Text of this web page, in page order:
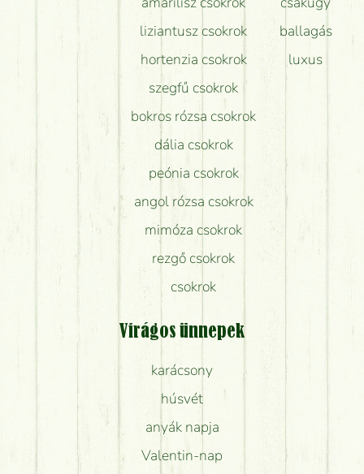
liziantusz csokrok
hortenzia csokrok
szegfű csokrok
bokros rózsa csokrok
dália csokrok
peónia csokrok
angol rózsa csokrok
mimóza csokrok
rezgő csokrok
csokrok
ballagás
luxus
Virágos ünnepek
karácsony
húsvét
anyák napja
Valentin-nap